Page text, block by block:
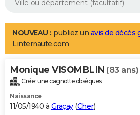
Aménagement intérieur
LIFESTYLE
Art de vivre
Bien-être
Loisirs
Mode
Modes de vie
Alimentation
Guide de la santé
Maladies
Médicaments
Sommeil
VOYAGE
Destinations
City break
Voyage nature
Voyage de noces
Forum
Climat
+PHOTO
GUIDES D'ACHAT
NOUVEAU : publiez un avis de décès
Linternaute.com
Monique VISOMBLIN (83 ans)
Créer une cagnotte obsèques
Naissance
11/05/1940 à Graçay(Cher)